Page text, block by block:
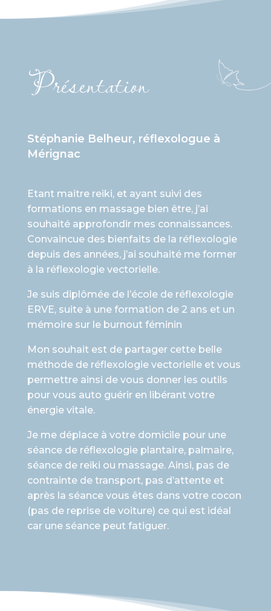
Présentation
Stéphanie Belheur, réflexologue à
Mérignac
Etant maitre reiki, et ayant suivi des
formations en massage bien être, j’ai
souhaité approfondir mes connaissances.
Convaincue des bienfaits de la réflexologie
depuis des années, j’ai souhaité me former
à la réflexologie vectorielle.
Je suis diplômée de l’école de réflexologie
ERVE, suite à une formation de 2 ans et un
mémoire sur le burnout féminin
Mon souhait est de partager cette belle
méthode de réflexologie vectorielle et vous
permettre ainsi de vous donner les outils
pour vous auto guérir en libérant votre
énergie vitale.
Je me déplace à votre domicile pour une
séance de réflexologie plantaire, palmaire,
séance de reiki ou massage. Ainsi, pas de
contrainte de transport, pas d’attente et
après la séance vous êtes dans votre cocon
(pas de reprise de voiture) ce qui est idéal
car une séance peut fatiguer.